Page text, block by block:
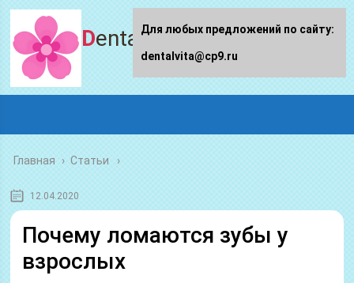
Dentalvita.ru
Главная › Статьи
12.04.2020
Почему ломаются зубы у
взрослых
Для любых предложений по сайту:
dentalvita@cp9.ru